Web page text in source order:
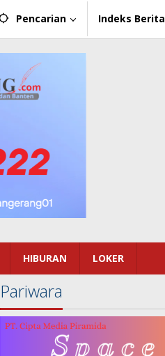
Pencarian Indeks Berita
HIBURAN LOKER
Pariwara